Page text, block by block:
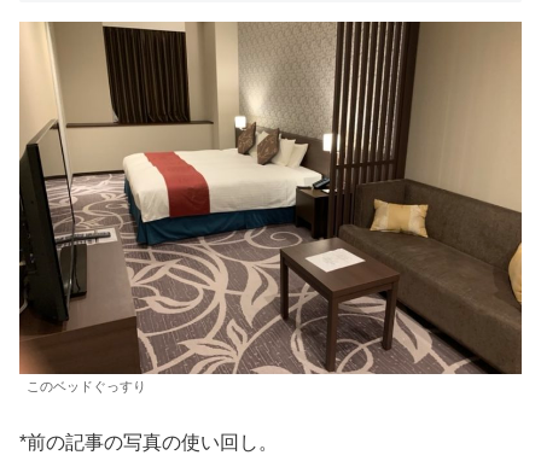
このベッドぐっすり
*前の記事の写真の使い回し。